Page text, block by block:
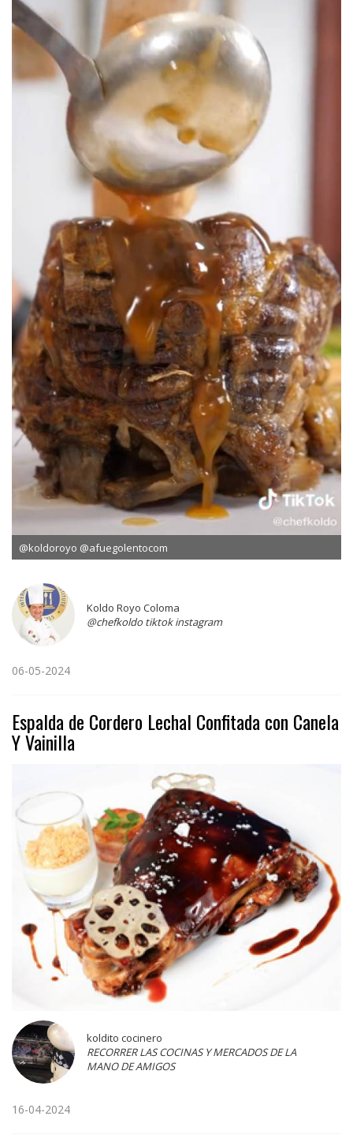
@koldoroyo @afuegolentocom
Koldo Royo Coloma
@chefkoldo tiktok instagram
06-05-2024
Espalda de Cordero Lechal Confitada con Canela
Y Vainilla
koldito cocinero
RECORRER LAS COCINAS Y MERCADOS DE LA
MANO DE AMIGOS
16-04-2024